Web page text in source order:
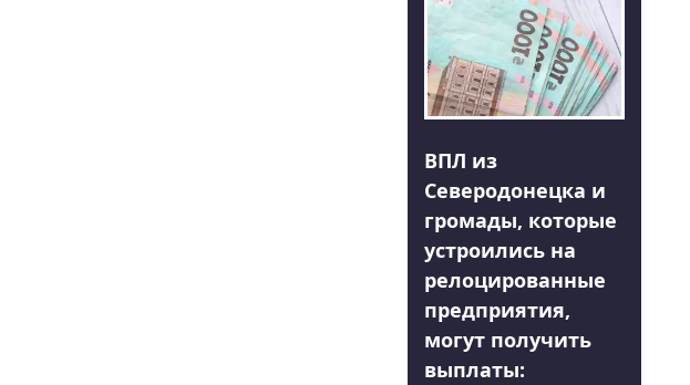
ВПЛ из
Северодонецка и
громады, которые
устроились на
релоцированные
предприятия,
могут получить
выплаты: